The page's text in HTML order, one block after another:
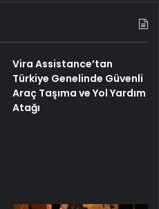
Vira Assistance’tan
Türkiye Genelinde Güvenli
Araç Taşıma ve Yol Yardım
Atağı